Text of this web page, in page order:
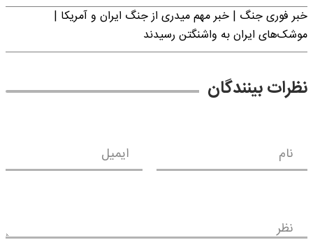
خبر فوری جنگ | خبر مهم میدری از جنگ ایران و آمریکا |
موشک‌های ایران به واشنگتن رسیدند
نظرات بینندگان
نام ایمیل
نظر